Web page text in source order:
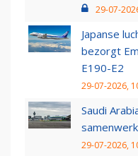
29-07-
Japanse
bezorgt
E190-E2
29-07-2026,
Saudi
29-07-2026,